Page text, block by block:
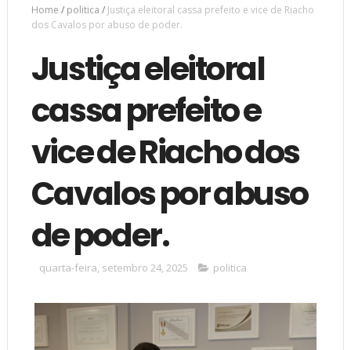
Home / politica / Justiça eleitoral cassa prefeito e vice de Riacho
dos Cavalos por abuso de poder.
Justiça eleitoral
cassa prefeito e
vice de Riacho dos
Cavalos por abuso
de poder.
quarta-feira, setembro 24, 2025 politica